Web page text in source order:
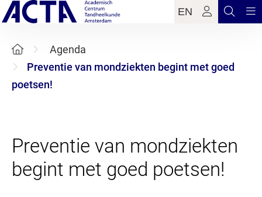
EN
Agenda
Preventie van mondziekten begint met goed
poetsen!
Preventie van mondziekten